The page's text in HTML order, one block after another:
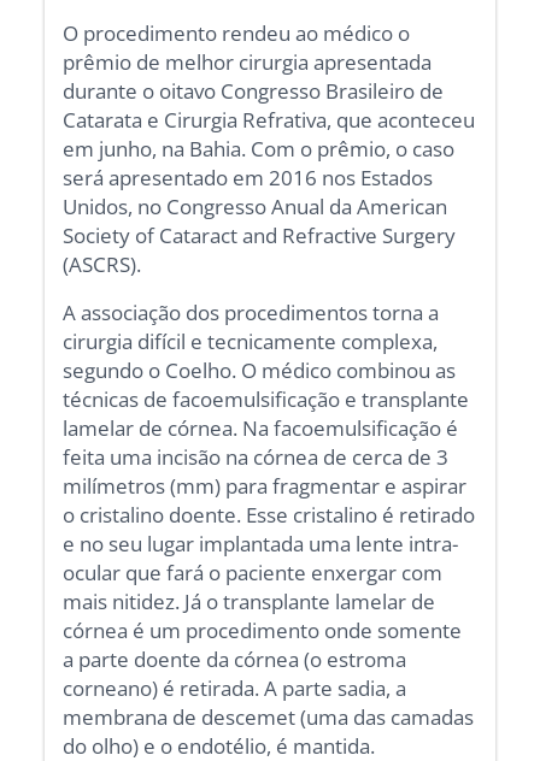
O procedimento rendeu ao médico o
prêmio de melhor cirurgia apresentada
durante o oitavo Congresso Brasileiro de
Catarata e Cirurgia Refrativa, que aconteceu
em junho, na Bahia. Com o prêmio, o caso
será apresentado em 2016 nos Estados
Unidos, no Congresso Anual da American
Society of Cataract and Refractive Surgery
(ASCRS).
A associação dos procedimentos torna a
cirurgia difícil e tecnicamente complexa,
segundo o Coelho. O médico combinou as
técnicas de facoemulsificação e transplante
lamelar de córnea. Na facoemulsificação é
feita uma incisão na córnea de cerca de 3
milímetros (mm) para fragmentar e aspirar
o cristalino doente. Esse cristalino é retirado
e no seu lugar implantada uma lente intra-
ocular que fará o paciente enxergar com
mais nitidez. Já o transplante lamelar de
córnea é um procedimento onde somente
a parte doente da córnea (o estroma
corneano) é retirada. A parte sadia, a
membrana de descemet (uma das camadas
do olho) e o endotélio, é mantida.